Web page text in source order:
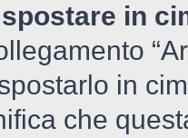
in
in
che